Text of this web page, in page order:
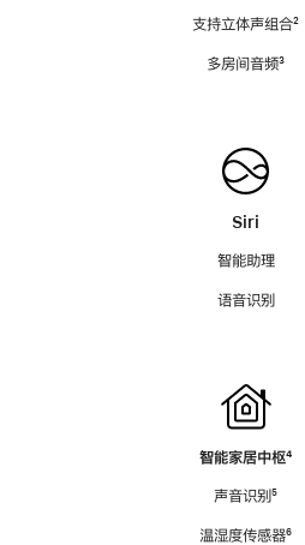
支持立体声组合脚
²
多房间音频脚
³
Siri
智能助理
语音识别
智能家居中枢脚
⁴
声音识别脚
⁵
温湿度传感器脚
⁶